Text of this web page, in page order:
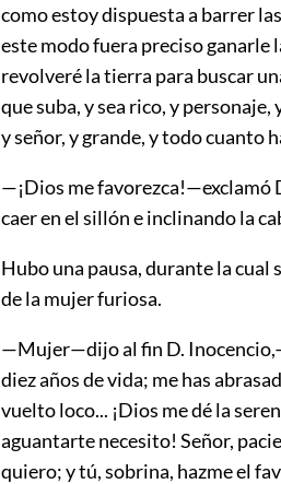
como estoy dispuesta a barrer
este modo fuera preciso ganarle
revolveré la tierra para buscar
que suba, y sea rico, y
y señor, y grande, y todo cuanto
—¡Dios me favorezca!—exclamó
caer en el sillón e inclinando la
Hubo una pausa, durante la cual
de la mujer furiosa.
—Mujer—dijo al fin D.
diez años de vida; me has
vuelto loco... ¡Dios me dé la
aguantarte necesito! Señor,
quiero; y tú, sobrina, hazme el